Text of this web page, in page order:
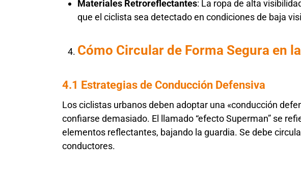
Materiales Retroreflectantes: La ropa de alta
que el ciclista sea detectado en condiciones de baja
Cómo Circular de Forma Segura en
4.1 Estrategias de Conducción Defensiva
Los ciclistas urbanos deben adoptar una «conducción
confiarse demasiado. El llamado “efecto Superman” se
elementos reflectantes, bajando la guardia. Se debe
conductores.